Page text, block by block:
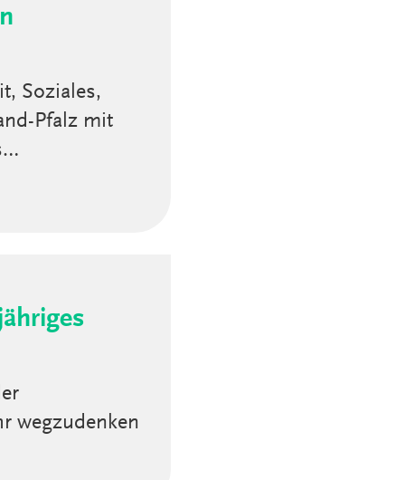
Soziales,
Pfalz mit
wegzudenken